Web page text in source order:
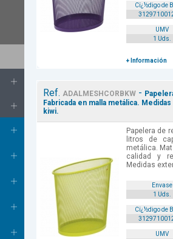
Cï¿½digo de
UMV
1 Uds.
+ Información
Ref. ADALMESHCORBKW-
Fabricada en malla metálica.
kiwi.
Papelera de
litros de
metálica.
calidad y
Medidas
Envase
1 Uds.
Cï¿½digo de
UMV